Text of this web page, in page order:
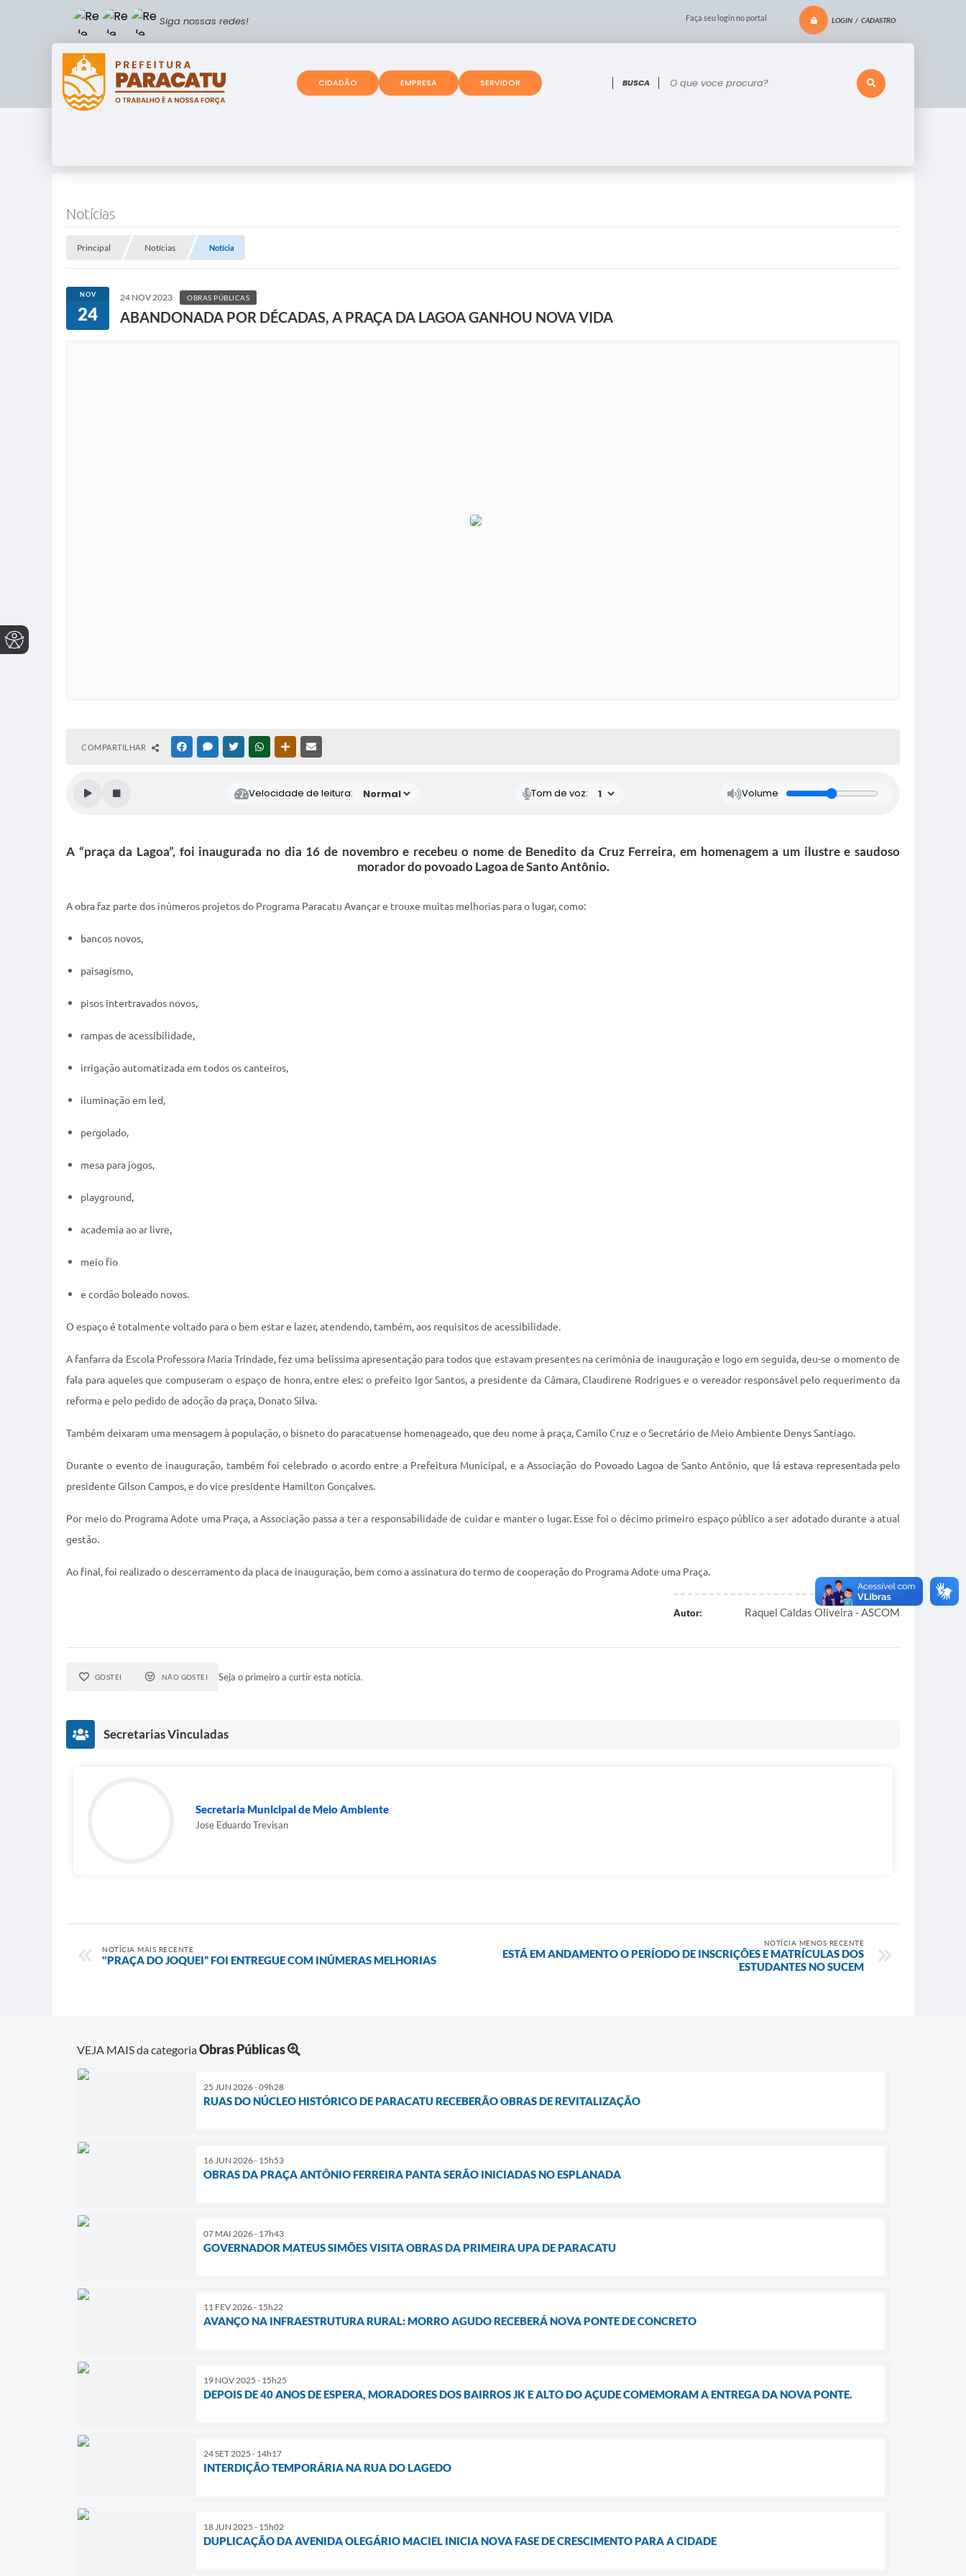
Faça seu login no portal LOGIN / CADASTRO
O que voce procura?
Siga nossas redes!
CIDADÃO EMPRESA SERVIDOR
Notícias
Principal Notícias Notícia
NOV
24
24 NOV 2023 OBRAS PÚBLICAS
ABANDONADA POR DÉCADAS, A PRAÇA DA LAGOA GANHOU NOVA VIDA
COMPARTILHAR FACEBOOKMESSENGER
TWITTERWHATSAPPOUTRAS MÍDIAS
Velocidade de leitura: Tom de voz: Volume
A “praça da Lagoa”, foi inaugurada no dia 16 de novembro e recebeu o nome de Benedito da Cruz Ferreira, em homenagem a um ilustre e saudoso
morador do povoado Lagoa de Santo Antônio.
A obra faz parte dos inúmeros projetos do Programa Paracatu Avançar e trouxe muitas melhorias para o lugar, como:
bancos novos,
paisagismo,
pisos intertravados novos,
rampas de acessibilidade,
irrigação automatizada em todos os canteiros,
iluminação em led,
pergolado,
mesa para jogos,
playground,
academia ao ar livre,
meio fio
e cordão boleado novos.
O espaço é totalmente voltado para o bem estar e lazer, atendendo, também, aos requisitos de acessibilidade.
A fanfarra da Escola Professora Maria Trindade, fez uma belíssima apresentação para todos que estavam presentes na cerimônia de inauguração e logo em seguida, deu-se o momento de
fala para aqueles que compuseram o espaço de honra, entre eles: o prefeito Igor Santos, a presidente da Câmara, Claudirene Rodrigues e o vereador responsável pelo requerimento da
reforma e pelo pedido de adoção da praça, Donato Silva.
Também deixaram uma mensagem à população, o bisneto do paracatuense homenageado, que deu nome à praça, Camilo Cruz e o Secretário de Meio Ambiente Denys Santiago.
Durante o evento de inauguração, também foi celebrado o acordo entre a Prefeitura Municipal, e a Associação do Povoado Lagoa de Santo Antônio, que lá estava representada pelo
presidente Gilson Campos, e do vice presidente Hamilton Gonçalves.
Por meio do Programa Adote uma Praça, a Associação passa a ter a responsabilidade de cuidar e manter o lugar. Esse foi o décimo primeiro espaço público a ser adotado durante a atual
gestão.
Ao final, foi realizado o descerramento da placa de inauguração, bem como a assinatura do termo de cooperação do Programa Adote uma Praça.
Autor: Raquel Caldas Oliveira - ASCOM
GOSTEI NÃO GOSTEI Seja o primeiro a curtir esta notícia.
Secretarias Vinculadas
Secretaria Municipal de Meio Ambiente
Jose Eduardo Trevisan
NOTÍCIA MAIS RECENTE
"PRAÇA DO JOQUEI” FOI ENTREGUE COM INÚMERAS MELHORIAS
NOTÍCIA MENOS RECENTE
ESTÁ EM ANDAMENTO O PERÍODO DE INSCRIÇÕES E MATRÍCULAS DOS
ESTUDANTES NO SUCEM
VEJA MAIS da categoriaObras Públicas
25 JUN 2026 - 09h28
RUAS DO NÚCLEO HISTÓRICO DE PARACATU RECEBERÃO OBRAS DE REVITALIZAÇÃO
16 JUN 2026 - 15h53
OBRAS DA PRAÇA ANTÔNIO FERREIRA PANTA SERÃO INICIADAS NO ESPLANADA
07 MAI 2026 - 17h43
GOVERNADOR MATEUS SIMÕES VISITA OBRAS DA PRIMEIRA UPA DE PARACATU
11 FEV 2026 - 15h22
AVANÇO NA INFRAESTRUTURA RURAL: MORRO AGUDO RECEBERÁ NOVA PONTE DE CONCRETO
19 NOV 2025 - 15h25
DEPOIS DE 40 ANOS DE ESPERA, MORADORES DOS BAIRROS JK E ALTO DO AÇUDE COMEMORAM A ENTREGA DA NOVA PONTE.
24 SET 2025 - 14h17
INTERDIÇÃO TEMPORÁRIA NA RUA DO LAGEDO
18 JUN 2025 - 15h02
DUPLICAÇÃO DA AVENIDA OLEGÁRIO MACIEL INICIA NOVA FASE DE CRESCIMENTO PARA A CIDADE